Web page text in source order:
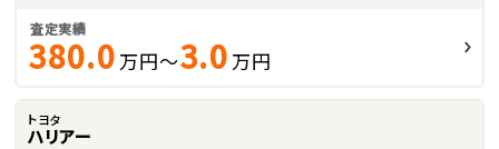
査定実績
380.0 万円～3.0 万円
トヨタ
ハリアー